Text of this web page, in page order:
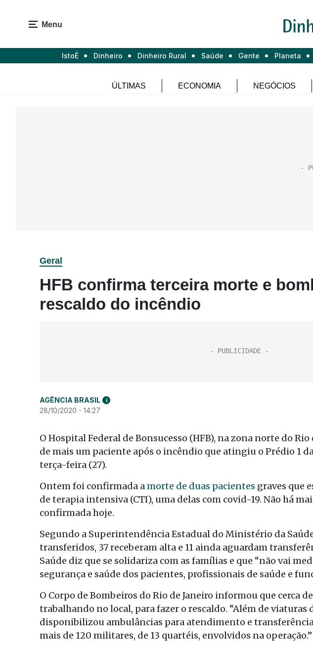
Menu
IstoÉ Dinheiro Dinheiro Rural Saúde Gente Planeta
ÚLTIMAS ECONOMIA NEGÓCIOS
Geral
HFB confirma terceira morte e
rescaldo do incêndio
AGÊNCIA BRASIL i
28/10/2020 - 14:27
O Hospital Federal de Bonsucesso (HFB), na zona norte do
de mais um paciente após o incêndio que atingiu o Prédio 1
terça-feira (27).
Ontem foi confirmada amorte de duas pacientes graves que
de terapia intensiva (CTI), uma delas com covid-19. Não há
confirmada hoje.
Segundo a Superintendência Estadual do Ministério da
transferidos, 37 receberam alta e 11 ainda aguardam
Saúde diz que se solidariza com as famílias e que “não vai
segurança e saúde dos pacientes, profissionais de saúde e
O Corpo de Bombeiros do Rio de Janeiro informou que cerca
trabalhando no local, para fazer o rescaldo. “Além de viaturas
disponibilizou ambulâncias para atendimento e
mais de 120 militares, de 13 quartéis, envolvidos na operação.”